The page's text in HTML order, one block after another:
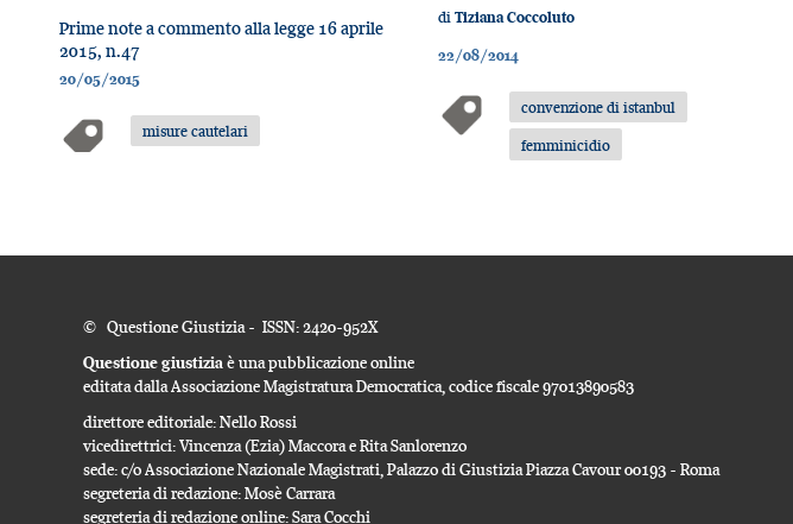
Prime note a commento alla legge 16 aprile
2015, n.47
20/05/2015
misure cautelari
di Tiziana Coccoluto
22/08/2014
convenzione di istanbul
femminicidio
© Questione Giustizia - ISSN: 2420-952X
Questione giustiziaè una pubblicazione online
editata dalla Associazione Magistratura Democratica, codice fiscale 97013890583
direttore editoriale: Nello Rossi
vicedirettrici: Vincenza (Ezia) Maccora e Rita Sanlorenzo
sede: c/o Associazione Nazionale Magistrati, Palazzo di Giustizia Piazza Cavour 00193 - Roma
segreteria di redazione: Mosè Carrara
segreteria di redazione online: Sara Cocchi